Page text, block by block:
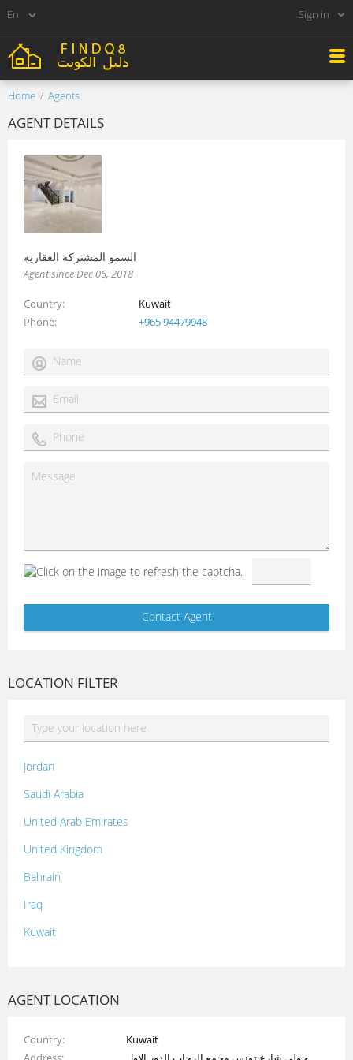
Sign in
Home Agents
AGENT DETAILS
السمو المشتركة العقارية
Agent since Dec 06, 2018
Country
Kuwait
Phone
+965 94479948
LOCATION FILTER
Jordan
Saudi Arabia
United Arab Emirates
United Kingdom
Bahrain
Iraq
Kuwait
Palestine
AGENT LOCATION
Country
Kuwait